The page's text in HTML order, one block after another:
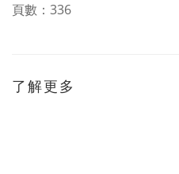
頁數：336
了解更多